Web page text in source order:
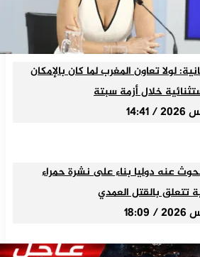
لولا تعاون المغرب لما كان بالإمكان
خلال أزمة سبتة
عنه دوليا بناء على نشرة حمراء
تتعلق بالقتل العمدي